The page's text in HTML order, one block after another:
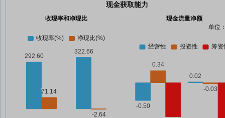
现金获取能力
收现率和净现比
现金流量净额
单位